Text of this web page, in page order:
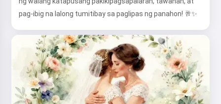
pag-ibig na lalong tumitibay sa paglipas ng panahon! 🥂✨